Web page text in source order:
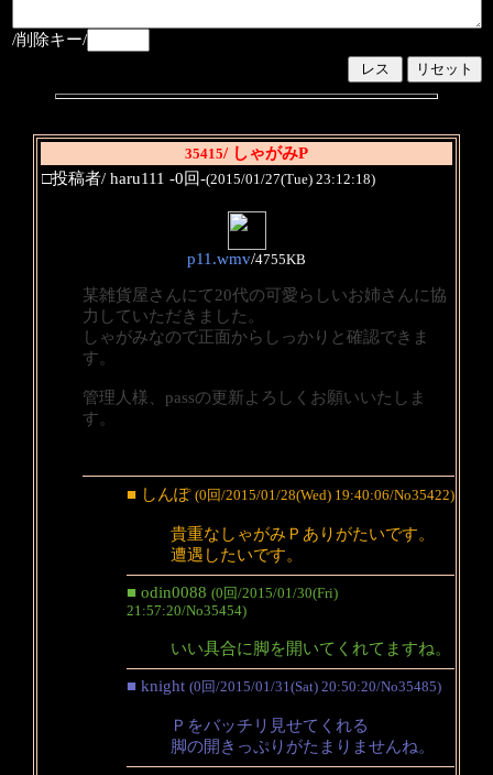
/削除キー/
35415/ しゃがみP
□投稿者/ haru111 -0回-(2015/01/27(Tue) 23:12:18)
p11.wmv/4755KB
某雑貨屋さんにて20代の可愛らしいお姉さんに協
力していただきました。
しゃがみなので正面からしっかりと確認できま
す。
管理人様、passの更新よろしくお願いいたしま
す。
■ しんぽ (0回/2015/01/28(Wed) 19:40:06/No35422)
貴重なしゃがみＰありがたいです。
遭遇したいです。
■ odin0088 (0回/2015/01/30(Fri)
21:57:20/No35454)
いい具合に脚を開いてくれてますね。
■ knight (0回/2015/01/31(Sat) 20:50:20/No35485)
Ｐをバッチリ見せてくれる
脚の開きっぷりがたまりませんね。